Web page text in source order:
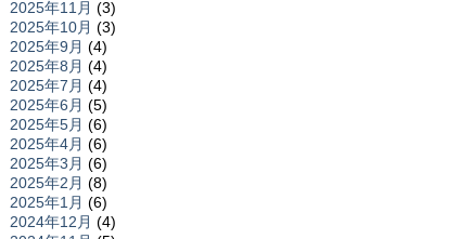
2025年11月 (3)
2025年10月 (3)
2025年9月 (4)
2025年8月 (4)
2025年7月 (4)
2025年6月 (5)
2025年5月 (6)
2025年4月 (6)
2025年3月 (6)
2025年2月 (8)
2025年1月 (6)
2024年12月 (4)